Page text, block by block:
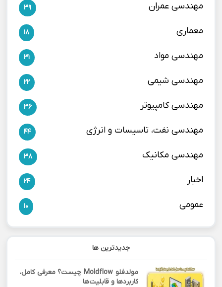
مهندسی عمران 39
معماری 18
مهندسی مواد 31
مهندسی شیمی 22
مهندسی کامپیوتر 36
مهندسی نفت، تاسیسات و انرژی 44
مهندسی مکانیک 38
اخبار 24
عمومی 10
جدیدترین ها
مولدفلو Moldflow چیست؟ معرفی کامل،
کاربردها و قابلیت‌ها